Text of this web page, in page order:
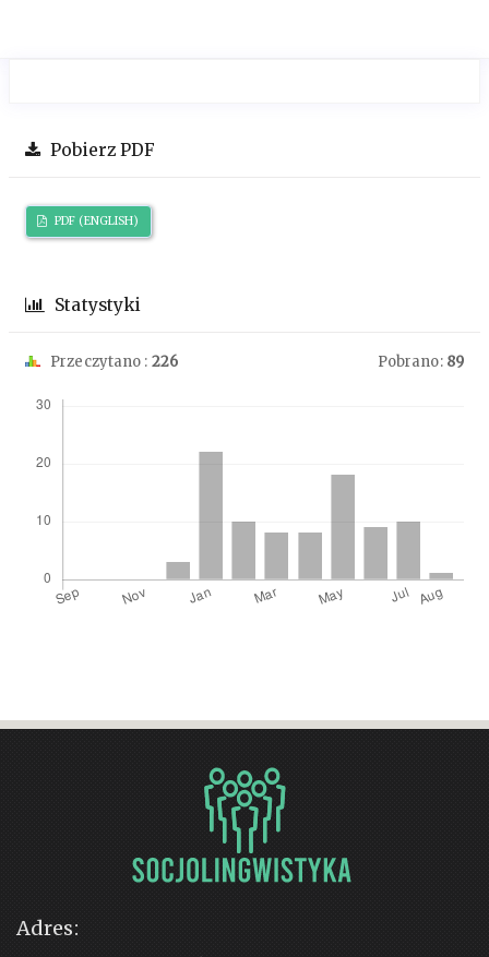
Pobierz PDF
PDF (ENGLISH)
Statystyki
Przeczytano : 226 Pobrano: 89
Adres: